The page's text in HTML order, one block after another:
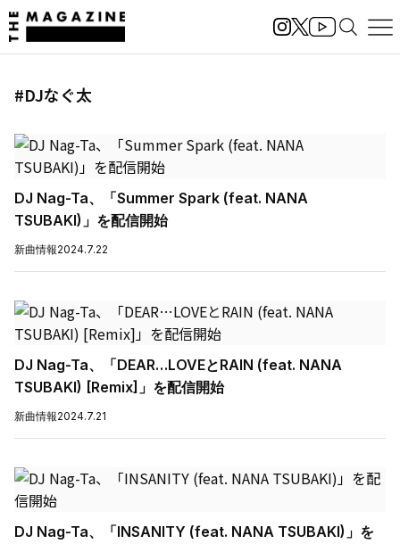
#DJなぐ太
DJ Nag-Ta、「Summer Spark (feat. NANA
TSUBAKI)」を配信開始
新曲情報2024.7.22
DJ Nag-Ta、「DEAR…LOVEとRAIN (feat. NANA
TSUBAKI) [Remix]」を配信開始
新曲情報2024.7.21
DJ Nag-Ta、「INSANITY (feat. NANA TSUBAKI)」を